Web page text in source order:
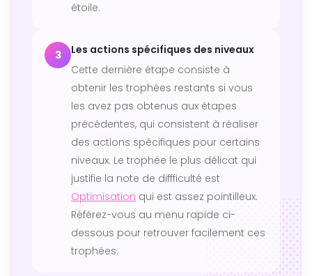
étoile.
3
Les actions spécifiques des niveaux
Cette dernière étape consiste à
obtenir les trophées restants si vous
les avez pas obtenus aux étapes
précédentes, qui consistent à réaliser
des actions spécifiques pour certains
niveaux. Le trophée le plus délicat qui
justifie la note de diffficulté est
Optimisation qui est assez pointilleux.
Référez-vous au menu rapide ci-
dessous pour retrouver facilement ces
trophées.